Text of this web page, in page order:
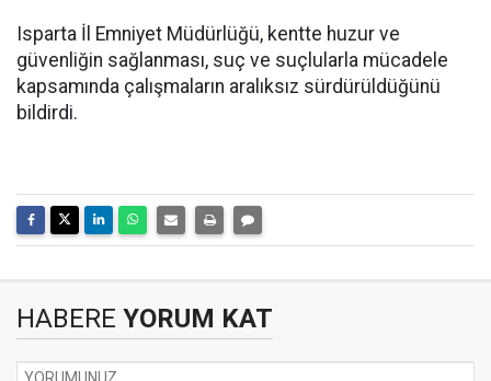
Isparta İl Emniyet Müdürlüğü, kentte huzur ve
güvenliğin sağlanması, suç ve suçlularla mücadele
kapsamında çalışmaların aralıksız sürdürüldüğünü
bildirdi.
HABERE YORUM KAT